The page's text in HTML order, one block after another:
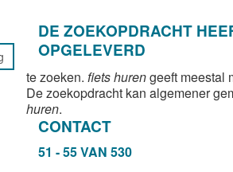
DE ZOEKOPDRACHT
OPGELEVERD
te zoeken. fiets hurengeeft meestal
De zoekopdracht kan algemener
huren.
CONTACT
51 - 55 VAN 530